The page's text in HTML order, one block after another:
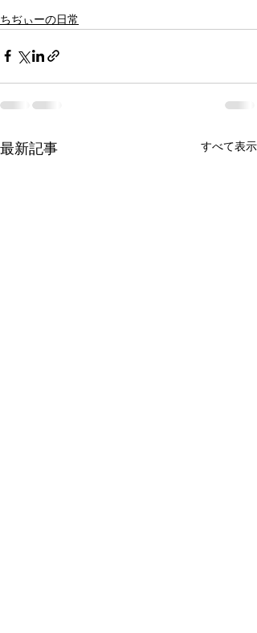
ちぢぃーの日常
最新記事 すべて表示